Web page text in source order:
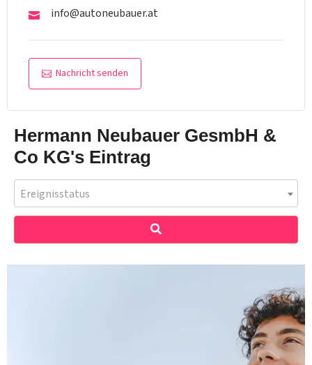
info@autoneubauer.at
Nachricht senden
Hermann Neubauer GesmbH &
Co KG's Eintrag
Ereignisstatus